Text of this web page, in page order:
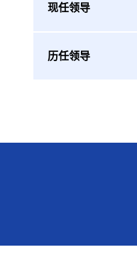
现任领导
历任领导